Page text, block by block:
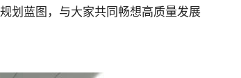
划蓝图，与大家共同畅想高质量发展